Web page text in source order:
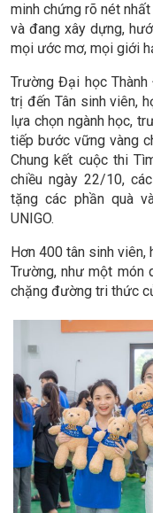
minh chứng rõ nét
và đang xây dựng,
mọi ước mơ, mọi giới
Trường Đại học
trị đến Tân sinh viên,
lựa chọn ngành học,
tiếp bước vững vàng
Chung kết cuộc thi
chiều ngày 22/10,
tặng các phần quà
UNIGO.
Hơn 400 tân sinh viên,
Trường, như một món
chặng đường tri thức